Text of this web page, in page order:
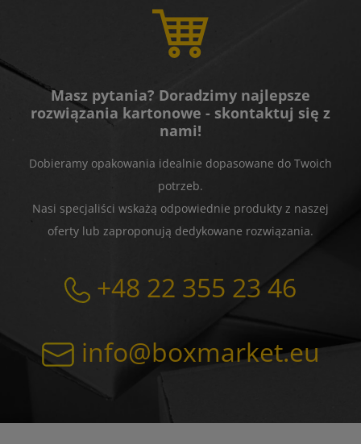
Masz pytania? Doradzimy najlepsze
rozwiązania kartonowe - skontaktuj się z
nami!
Dobieramy opakowania idealnie dopasowane do Twoich
potrzeb.
Nasi specjaliści wskażą odpowiednie produkty z naszej
oferty lub zaproponują dedykowane rozwiązania.
+48 22 355 23 46
info@boxmarket.eu